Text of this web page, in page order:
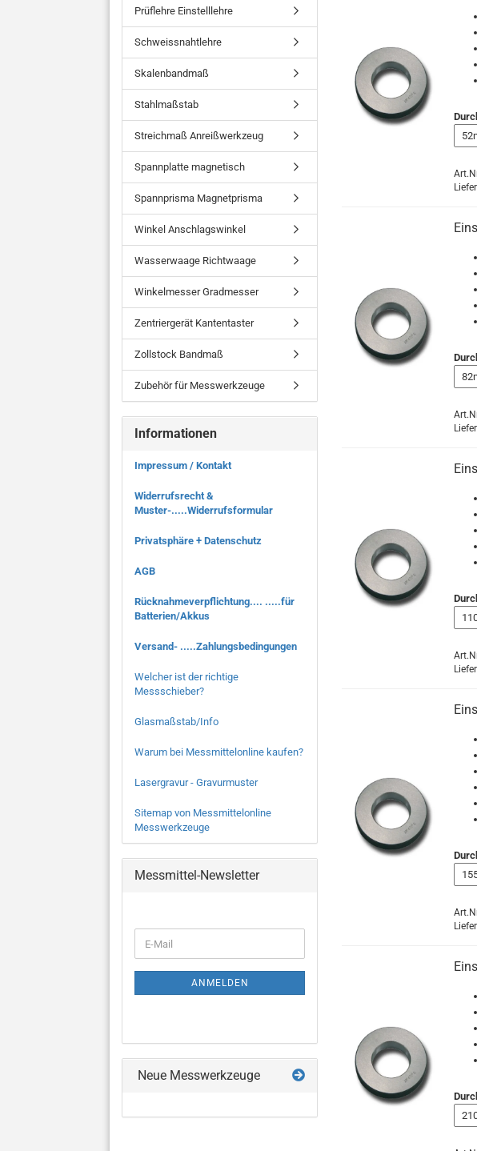
Prüflehre Einstelllehre
Schweissnahtlehre
Skalenbandmaß
Stahlmaßstab
Streichmaß Anreißwerkzeug
Spannplatte magnetisch
Spannprisma Magnetprisma
Winkel Anschlagswinkel
Wasserwaage Richtwaage
Winkelmesser Gradmesser
Zentriergerät Kantentaster
Zollstock Bandmaß
Zubehör für Messwerkzeuge
Informationen
Impressum / Kontakt
Widerrufsrecht &
Muster-.....Widerrufsformular
Privatsphäre + Datenschutz
AGB
Rücknahmeverpflichtung.... .....für
Batterien/Akkus
Versand- .....Zahlungsbedingungen
Welcher ist der richtige
Messschieber?
Glasmaßstab/Info
Warum bei Messmittelonline kaufen?
Lasergravur - Gravurmuster
Sitemap von Messmittelonline
Messwerkzeuge
Messmittel-Newsletter
ZUR
ANMELDUNG
E-
Mail
ANMELDEN
Neue Messwerkzeuge